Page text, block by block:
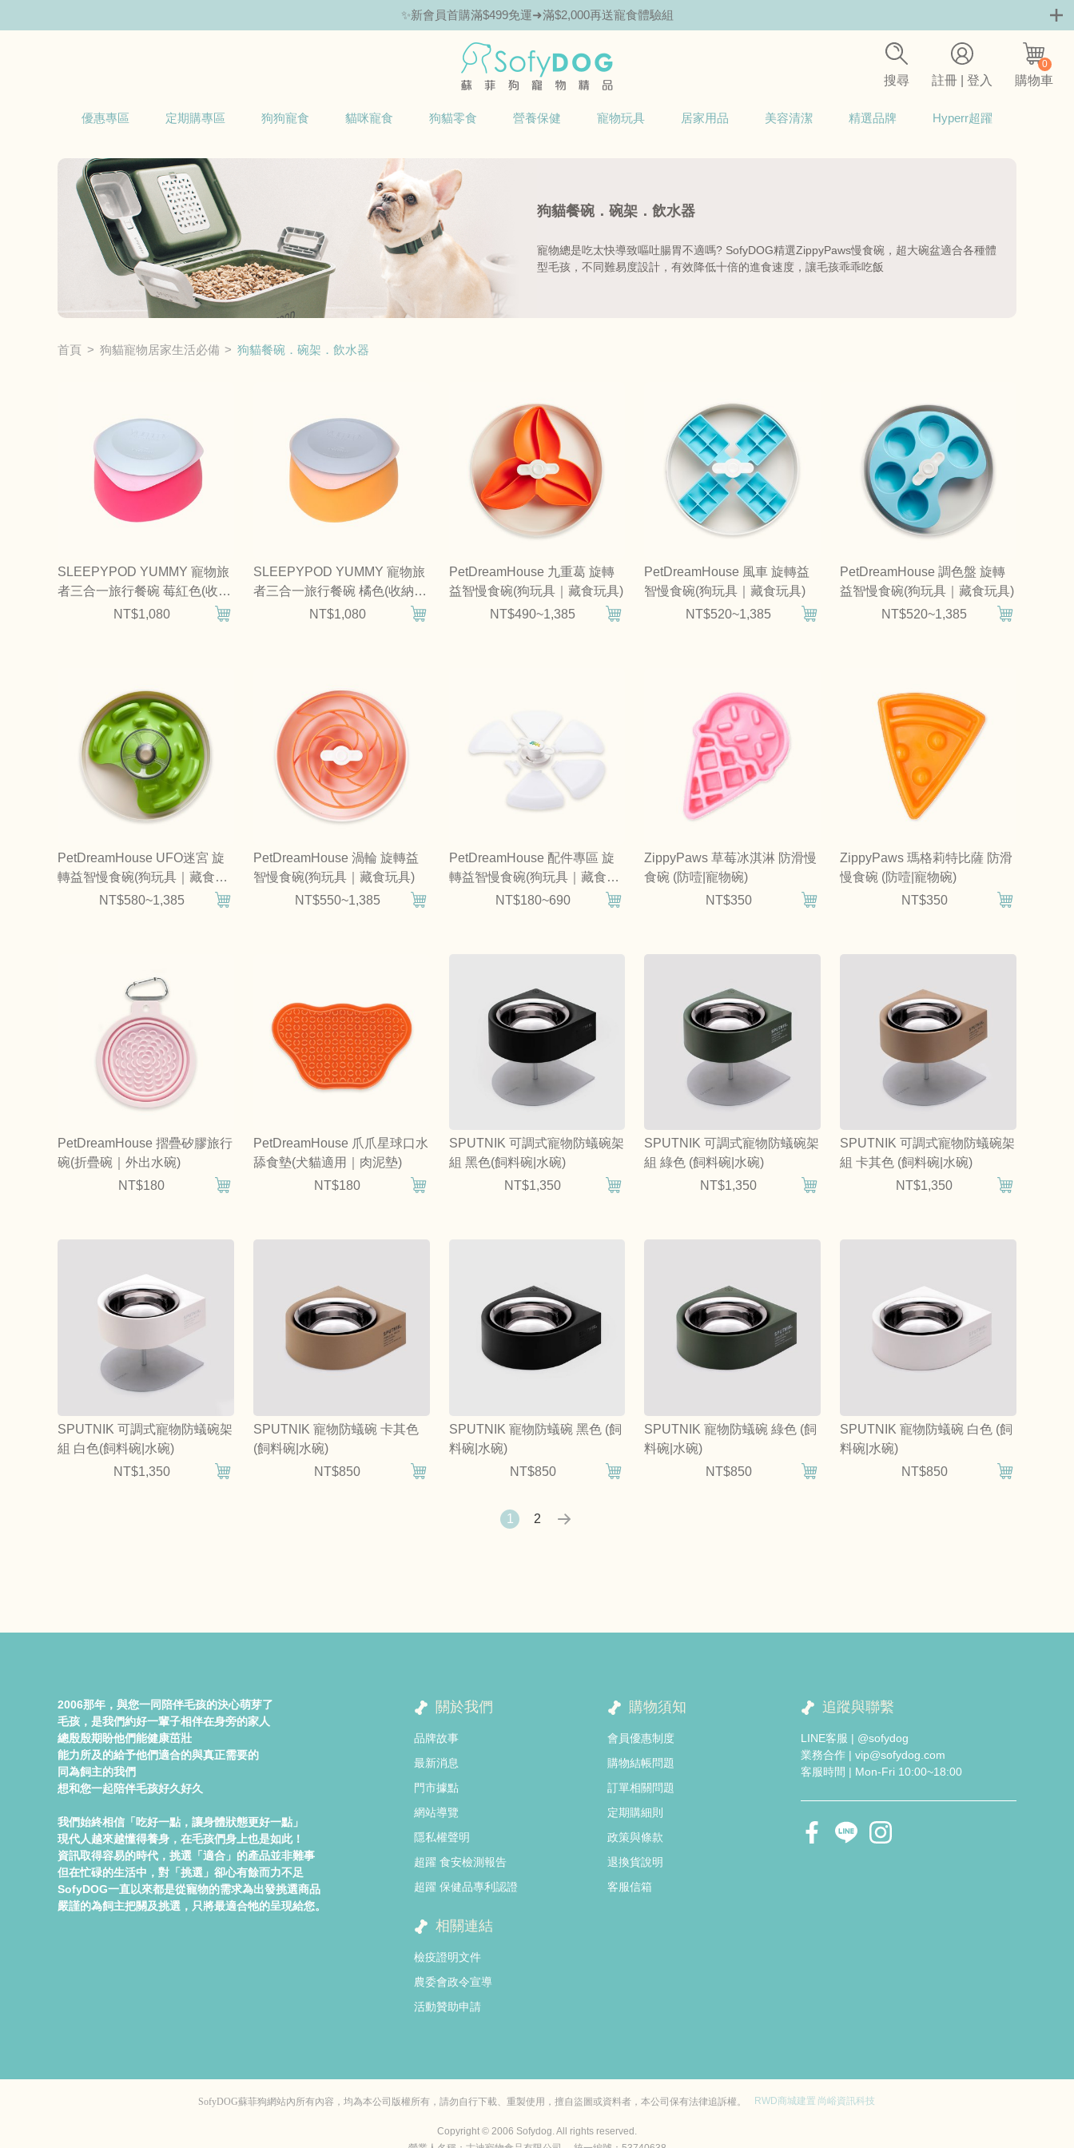
✨新會員首購滿$499免運➜滿$2,000再送寵食體驗組
搜尋 註冊 | 登入
0
購物車
優惠專區 定期購專區 狗狗寵食 貓咪寵食 狗貓零食 營養保健 寵物玩具 居家用品 美容清潔 精選品牌 Hyperr超躍
狗貓餐碗．碗架．飲水器
寵物總是吃太快導致嘔吐腸胃不適嗎? SofyDOG精選ZippyPaws慢食碗，超大碗盆適合各種體
型毛孩，不同難易度設計，有效降低十倍的進食速度，讓毛孩乖乖吃飯
首頁 狗貓寵物居家生活必備 狗貓餐碗．碗架．飲水器
SLEEPYPOD YUMMY 寵物旅
者三合一旅行餐碗 莓紅色(收納
碗｜防蟻碗)NT$1,080
SLEEPYPOD YUMMY 寵物旅
者三合一旅行餐碗 橘色(收納碗
NT$1,080
PetDreamHouse 九重葛 旋轉
益智慢食碗(狗玩具｜藏食玩具)
NT$490~1,385
PetDreamHouse 風車 旋轉益
智慢食碗(狗玩具｜藏食玩具)
NT$520~1,385
PetDreamHouse 調色盤 旋轉
益智慢食碗(狗玩具｜藏食玩具)
NT$520~1,385
PetDreamHouse UFO迷宮 旋
轉益智慢食碗(狗玩具｜藏食玩
NT$580~1,385
PetDreamHouse 渦輪 旋轉益
智慢食碗(狗玩具｜藏食玩具)
NT$550~1,385
PetDreamHouse 配件專區 旋
轉益智慢食碗(狗玩具｜藏食配
NT$180~690
ZippyPaws 草莓冰淇淋 防滑慢
食碗 (防噎|寵物碗)
NT$350
ZippyPaws 瑪格莉特比薩 防滑
慢食碗 (防噎|寵物碗)
NT$350
PetDreamHouse 摺疊矽膠旅行
碗(折疊碗｜外出水碗)
NT$180
PetDreamHouse 爪爪星球口水
舔食墊(犬貓適用｜肉泥墊)
NT$180
SPUTNIK 可調式寵物防蟻碗架
組 黑色(飼料碗|水碗)
NT$1,350
SPUTNIK 可調式寵物防蟻碗架
組 綠色 (飼料碗|水碗)
NT$1,350
SPUTNIK 可調式寵物防蟻碗架
組 卡其色 (飼料碗|水碗)
NT$1,350
SPUTNIK 可調式寵物防蟻碗架
組 白色(飼料碗|水碗)
NT$1,350
SPUTNIK 寵物防蟻碗 卡其色
(飼料碗|水碗)
NT$850
SPUTNIK 寵物防蟻碗 黑色 (飼
料碗|水碗)
NT$850
SPUTNIK 寵物防蟻碗 綠色 (飼
料碗|水碗)
NT$850
SPUTNIK 寵物防蟻碗 白色 (飼
料碗|水碗)
NT$850
1 2
2006那年，與您一同陪伴毛孩的決心萌芽了
毛孩，是我們約好一輩子相伴在身旁的家人
總殷殷期盼他們能健康茁壯
能力所及的給予他們適合的與真正需要的
同為飼主的我們
想和您一起陪伴毛孩好久好久
我們始終相信「吃好一點，讓身體狀態更好一點」
現代人越來越懂得養身，在毛孩們身上也是如此！
資訊取得容易的時代，挑選「適合」的產品並非難事
但在忙碌的生活中，對「挑選」卻心有餘而力不足
SofyDOG一直以來都是從寵物的需求為出發挑選商品
嚴謹的為飼主把關及挑選，只將最適合牠的呈現給您。
關於我們
品牌故事
最新消息
門市據點
網站導覽
隱私權聲明
超躍 食安檢測報告
超躍 保健品專利認證
購物須知
會員優惠制度
購物結帳問題
訂單相關問題
定期購細則
政策與條款
退換貨說明
客服信箱
相關連結
檢疫證明文件
農委會政令宣導
活動贊助申請
追蹤與聯繫
LINE客服 | @sofydog
業務合作 | vip@sofydog.com
客服時間 | Mon-Fri 10:00~18:00
SofyDOG蘇菲狗網站內所有內容，均為本公司版權所有，請勿自行下載、重製使用，擅自盜圖或資料者，本公司保有法律追訴權。 RWD商城建置 尚峪資訊科技
Copyright © 2006 Sofydog. All rights reserved.